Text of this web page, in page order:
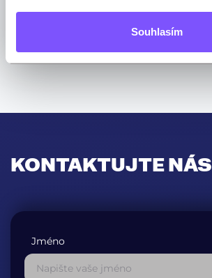
Souhlasím
KONTAKTUJTE NÁS
Jméno